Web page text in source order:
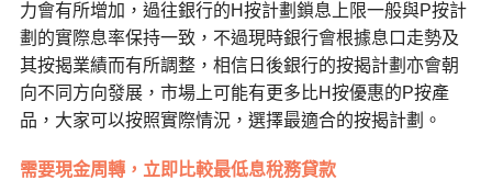
力會有所增加，過往銀行的H按計劃鎖息上限一般與P按計
劃的實際息率保持一致，不過現時銀行會根據息口走勢及
其按揭業績而有所調整，相信日後銀行的按揭計劃亦會朝
向不同方向發展，市場上可能有更多比H按優惠的P按產
品，大家可以按照實際情況，選擇最適合的按揭計劃。
需要現金周轉，立即比較最低息稅務貸款